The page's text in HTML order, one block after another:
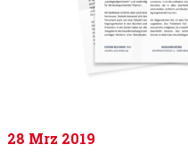
28 Mrz 2019